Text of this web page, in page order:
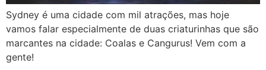
Sydney é uma cidade com mil atrações, mas hoje
vamos falar especialmente de duas criaturinhas que são
marcantes na cidade: Coalas e Cangurus! Vem com a
gente!